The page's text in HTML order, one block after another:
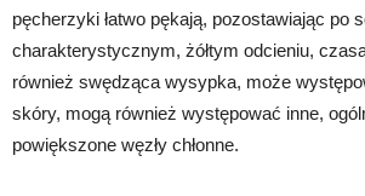
pęcherzyki łatwo pękają, pozostawiając po
charakterystycznym, żółtym odcieniu,
również swędząca wysypka, może
skóry, mogą również występować inne,
powiększone węzły chłonne.